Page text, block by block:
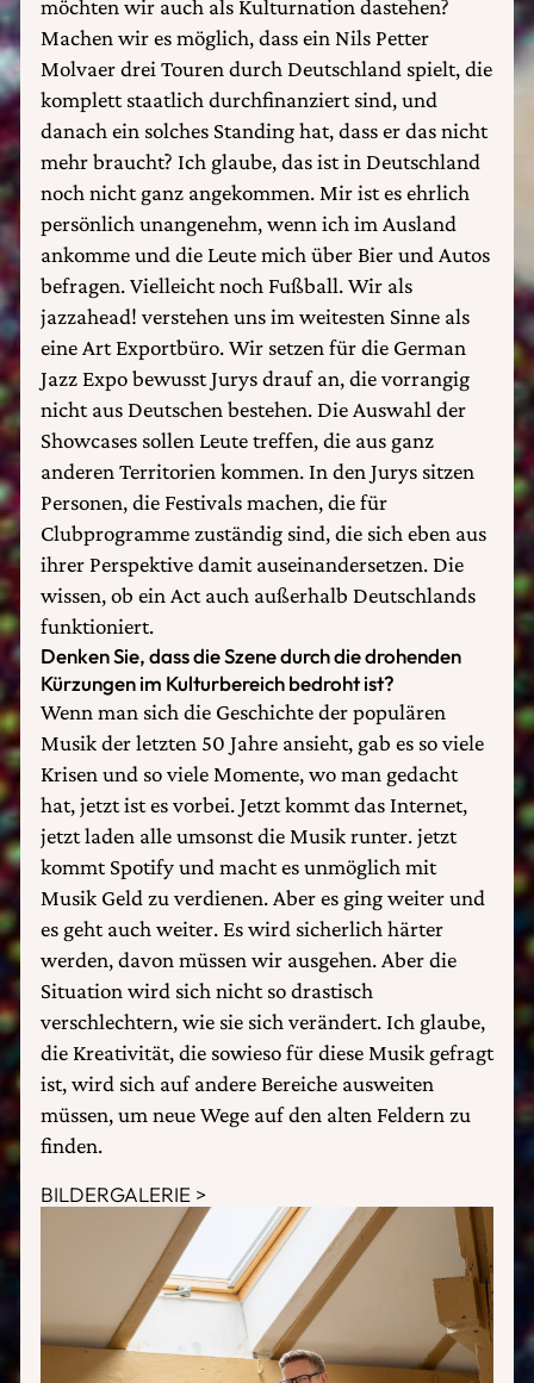
möchten wir auch als Kulturnation dastehen?
Machen wir es möglich, dass ein Nils Petter
Molvaer drei Touren durch Deutschland spielt, die
komplett staatlich durchfinanziert sind, und
danach ein solches Standing hat, dass er das nicht
mehr braucht? Ich glaube, das ist in Deutschland
noch nicht ganz angekommen. Mir ist es ehrlich
persönlich unangenehm, wenn ich im Ausland
ankomme und die Leute mich über Bier und Autos
befragen. Vielleicht noch Fußball. Wir als
jazzahead! verstehen uns im weitesten Sinne als
eine Art Exportbüro. Wir setzen für die German
Jazz Expo bewusst Jurys drauf an, die vorrangig
nicht aus Deutschen bestehen. Die Auswahl der
Showcases sollen Leute treffen, die aus ganz
anderen Territorien kommen. In den Jurys sitzen
Personen, die Festivals machen, die für
Clubprogramme zuständig sind, die sich eben aus
ihrer Perspektive damit auseinandersetzen. Die
wissen, ob ein Act auch außerhalb Deutschlands
funktioniert.
Denken Sie, dass die Szene durch die drohenden
Kürzungen im Kulturbereich bedroht ist?
Wenn man sich die Geschichte der populären
Musik der letzten 50 Jahre ansieht, gab es so viele
Krisen und so viele Momente, wo man gedacht
hat, jetzt ist es vorbei. Jetzt kommt das Internet,
jetzt laden alle umsonst die Musik runter. jetzt
kommt Spotify und macht es unmöglich mit
Musik Geld zu verdienen. Aber es ging weiter und
es geht auch weiter. Es wird sicherlich härter
werden, davon müssen wir ausgehen. Aber die
Situation wird sich nicht so drastisch
verschlechtern, wie sie sich verändert. Ich glaube,
die Kreativität, die sowieso für diese Musik gefragt
ist, wird sich auf andere Bereiche ausweiten
müssen, um neue Wege auf den alten Feldern zu
finden.
BILDERGALERIE